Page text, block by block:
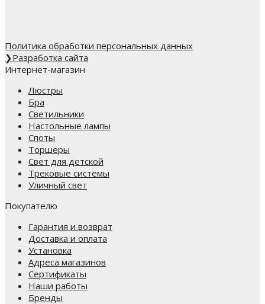
Политика обработки персональных данных
❯Разработка сайта
Интернет-магазин
Люстры
Бра
Светильники
Настольные лампы
Споты
Торшеры
Свет для детской
Трековые системы
Уличный свет
Покупателю
Гарантия и возврат
Доставка и оплата
Установка
Адреса магазинов
Сертификаты
Наши работы
Бренды